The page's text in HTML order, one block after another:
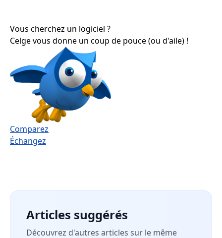
Vous cherchez un logiciel ?
Celge vous donne un coup de pouce (ou d'aile) !
Comparez
Échangez
Articles suggérés
Découvrez d'autres articles sur le même